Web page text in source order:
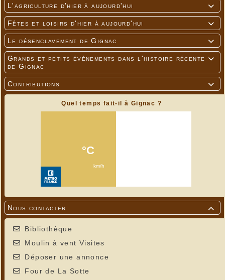

L'agriculture d'hier à aujourd'hui

Fêtes et loisirs d'hier à aujourd'hui

Le désenclavement de Gignac

Grands et petits événements dans l'histoire récente
de Gignac

Contributions
Quel temps fait-il à Gignac ?

Nous contacter
Bibliothèque
Moulin à vent Visites
Déposer une annonce
Four de La Sotte